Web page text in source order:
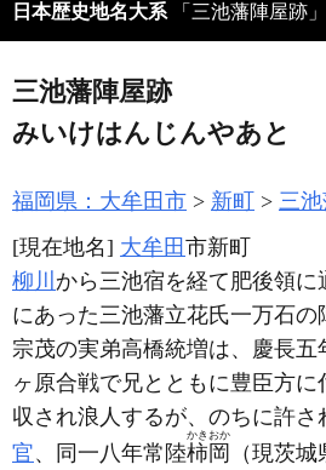
日本歴史地名大系 「三池藩陣屋跡
三池藩陣屋跡
みいけはんじんやあと
福岡県：大牟田市 新町 三
[現在地名] 大牟田 市新町
柳川 から三池宿を経て肥後領に
にあった三池藩立花氏一万石
宗茂の実弟高橋統増は、慶長五
ヶ原合戦で兄とともに豊臣方
収され浪人するが、のちに許さ
官、同一八年常陸柿岡
かきおか
（現茨城